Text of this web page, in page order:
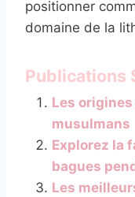
positionner
domaine de la
Publications
Les
musulmans
Explorez la
bagues
Les